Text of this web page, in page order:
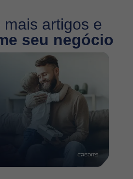
mais artigos e
seu negócio